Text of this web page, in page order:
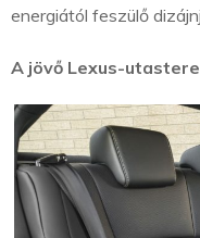
energiától feszülő
A jövő Lexus-utastere